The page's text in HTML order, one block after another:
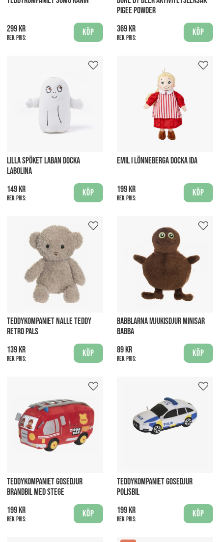
299 kr
Rek. pris:
Köp
PIGEE POWDER
369 kr
Rek. pris:
Köp
LILLA SPÖKET LABAN DOCKA
LABOLINA
149 kr
Rek. pris:
Köp
EMIL I LÖNNEBERGA DOCKA IDA
199 kr
Rek. pris:
Köp
TEDDYKOMPANIET NALLE TEDDY
RETRO PALS
139 kr
Rek. pris:
Köp
BABBLARNA MJUKISDJUR MINISAR
BABBA
89 kr
Rek. pris:
Köp
TEDDYKOMPANIET GOSEDJUR
BRANDBIL MED STEGE
199 kr
Rek. pris:
Köp
TEDDYKOMPANIET GOSEDJUR
POLISBIL
199 kr
Rek. pris:
Köp